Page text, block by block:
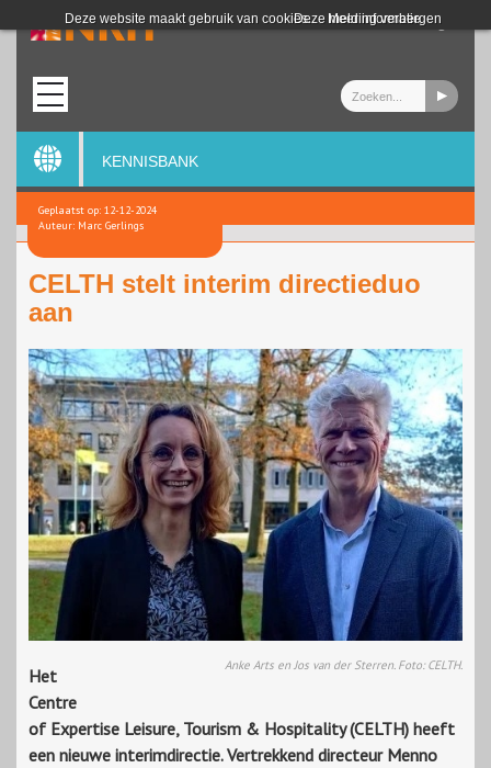
Deze website maakt gebruik van cookies. Meer informatie
Deze melding verbergen
Login
KENNISBANK
Geplaatst op: 12-12-2024
Auteur: Marc Gerlings
CELTH stelt interim directieduo
aan
Anke Arts en Jos van der Sterren. Foto: CELTH.
Het
Centre
of Expertise Leisure, Tourism & Hospitality (CELTH) heeft
een nieuwe interimdirectie. Vertrekkend directeur Menno